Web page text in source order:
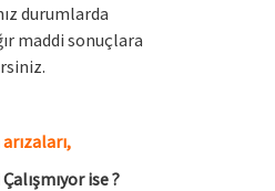
durumlarda
maddi sonuçlara
,
ise ?